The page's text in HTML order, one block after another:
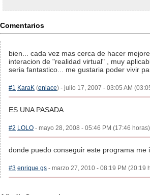
Comentarios
bien... cada vez mas cerca de hacer
interacion de "realidad virtual" , muy
seria fantastico... me gustaria poder vivir
#1 KaraK (enlace) - julio 17, 2007 - 03:05 AM
ES UNA PASADA
#2 LOLO - mayo 28, 2008 - 05:46 PM (17:46
donde puedo conseguir este programa me
#3 enrique gs - marzo 27, 2010 - 08:19 PM (20:19